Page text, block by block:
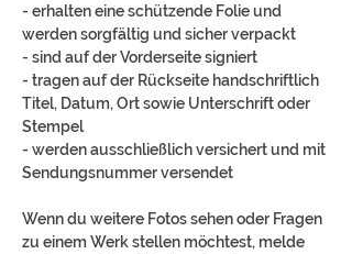
- erhalten eine schützende Folie und
werden sorgfältig und sicher verpackt
- sind auf der Vorderseite signiert
- tragen auf der Rückseite handschriftlich
Titel, Datum, Ort sowie Unterschrift oder
Stempel
- werden ausschließlich versichert und mit
Sendungsnummer versendet
Wenn du weitere Fotos sehen oder Fragen
zu einem Werk stellen möchtest, melde